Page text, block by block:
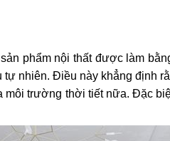
phẩm nội thất được làm
nhiên. Điều này khẳng định
trường thời tiết nữa. Đặc